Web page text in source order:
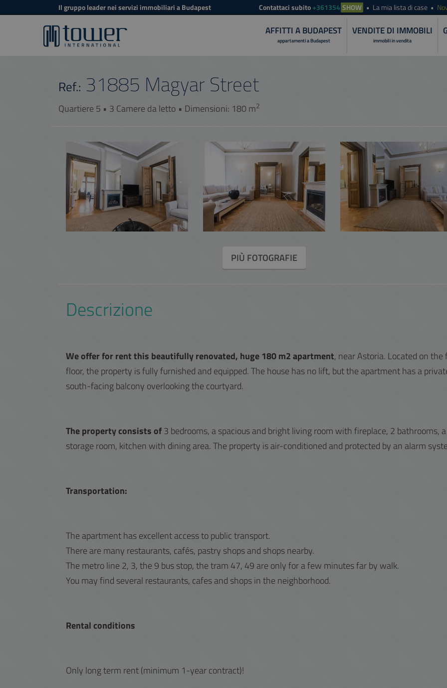
Il gruppo leader nei servizi immobiliari a Budapest Contattaci subito+361354 SHOW La mia lista di case
AFFITTI A BUDAPEST
appartamenti a Budapest
VENDITE DI IMMOBILI
immobili in vendita
Magyar Street
Ref.: 31885
Quartiere 5 • 3 Camere da letto • Dimensioni: 180 m2
PIÙ FOTOGRAFIE
Descrizione
We offer for rent this beautifully renovated, huge 180 m2 apartment, near Astoria. Located on the
floor, the property is fully furnished and equipped. The house has no lift, but the apartment has a
south-facing balcony overlooking the courtyard.
The property consists of3 bedrooms, a spacious and bright living room with fireplace, 2 bathrooms, a
storage room, kitchen with dining area. The property is air-conditioned and protected by an alarm
Transportation:
The apartment has excellent access to public transport.
There are many restaurants, cafés, pastry shops and shops nearby.
The metro line 2, 3, the 9 bus stop, the tram 47, 49 are only for a few minutes far by walk.
You may find several restaurants, cafes and shops in the neighborhood.
Rental conditions
Only long term rent (minimum 1-year contract)!